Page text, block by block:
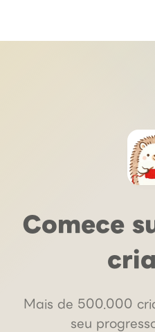
Comece
Mais de 500.000
seu